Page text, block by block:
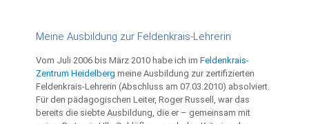
Meine Ausbildung zur Feldenkrais-Lehrerin
Vom Juli 2006 bis März 2010 habe ich im Feldenkrais-
Zentrum Heidelberg meine Ausbildung zur zertifizierten
Feldenkrais-Lehrerin (Abschluss am 07.03.2010) absolviert.
Für den pädagogischen Leiter, Roger Russell, war das
bereits die siebte Ausbildung, die er – gemeinsam mit